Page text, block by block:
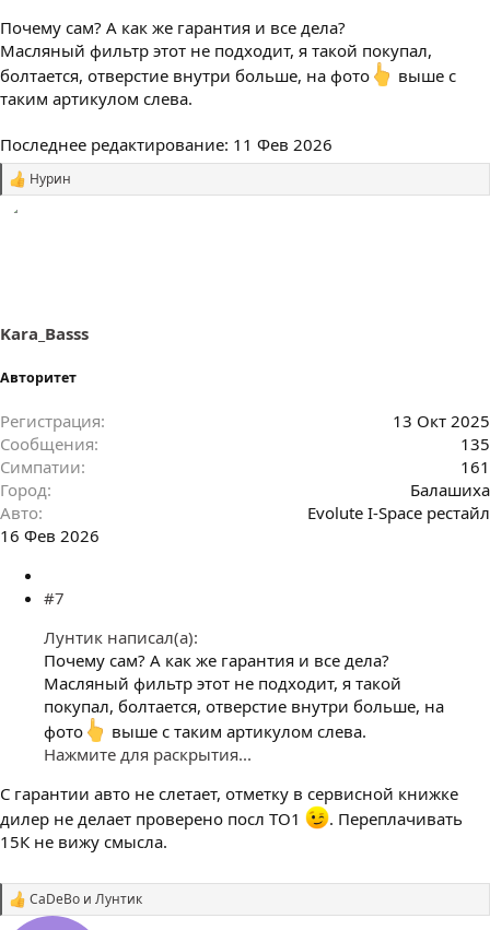
Почему сам? А как же гарантия и все дела?
Масляный фильтр этот не подходит, я такой покупал,
болтается, отверстие внутри больше, на фото
выше с
таким артикулом слева.
Последнее редактирование: 11 Фев 2026
С
:
Нурин
Kara_Basss
Авторитет
Регистрация
13 Окт 2025
Сообщения
135
Симпатии
161
Город
Балашиха
Авто
Evolute I-Space рестайл
16 Фев 2026
#7
Лунтик написал(а):
Почему сам? А как же гарантия и все дела?
Масляный фильтр этот не подходит, я такой
покупал, болтается, отверстие внутри больше, на
фото
выше с таким артикулом слева.
Нажмите для раскрытия...
С гарантии авто не слетает, отметку в сервисной книжке
дилер не делает проверено посл ТО1
. Переплачивать
15К не вижу смысла.
С
CaDeBo и Лунтик